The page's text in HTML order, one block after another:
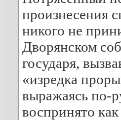
произнесения
никого не
Дворянском
государя,
«изредка
выражаясь по-
воспринято